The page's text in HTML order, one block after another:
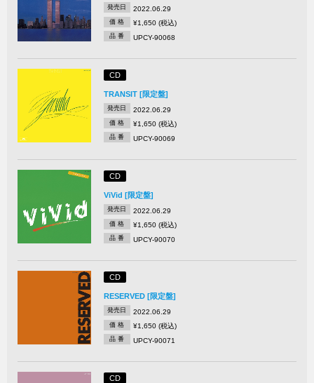
発売日 2022.06.29
価 格 ¥1,650 (税込)
品 番 UPCY-90068
CD
TRANSIT [限定盤]
発売日 2022.06.29
価 格 ¥1,650 (税込)
品 番 UPCY-90069
CD
ViVid [限定盤]
発売日 2022.06.29
価 格 ¥1,650 (税込)
品 番 UPCY-90070
CD
RESERVED [限定盤]
発売日 2022.06.29
価 格 ¥1,650 (税込)
品 番 UPCY-90071
CD